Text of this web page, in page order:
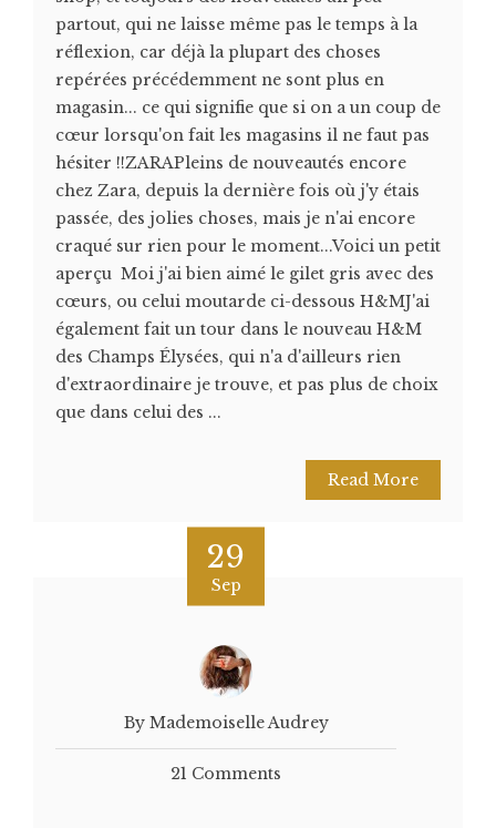
partout, qui ne laisse même pas le temps à la
réflexion, car déjà la plupart des choses
repérées précédemment ne sont plus en
magasin... ce qui signifie que si on a un coup de
cœur lorsqu'on fait les magasins il ne faut pas
hésiter !!ZARAPleins de nouveautés encore
chez Zara, depuis la dernière fois où j'y étais
passée, des jolies choses, mais je n'ai encore
craqué sur rien pour le moment...Voici un petit
aperçu Moi j'ai bien aimé le gilet gris avec des
cœurs, ou celui moutarde ci-dessous H&MJ'ai
également fait un tour dans le nouveau H&M
des Champs Élysées, qui n'a d'ailleurs rien
d'extraordinaire je trouve, et pas plus de choix
que dans celui des ...
Read More
29
Sep
By Mademoiselle Audrey
21 Comments